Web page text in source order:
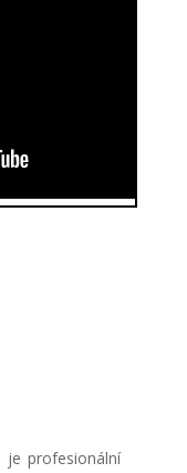
je profesionální